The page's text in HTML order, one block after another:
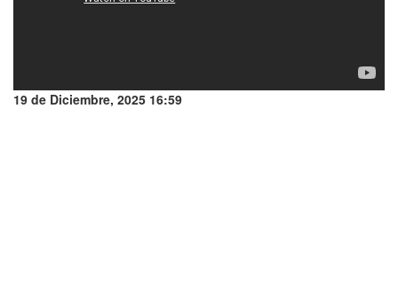
19 de Diciembre, 2025 16:59